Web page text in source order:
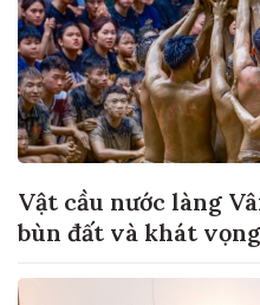
Vật cầu nước làng
bùn đất và khát